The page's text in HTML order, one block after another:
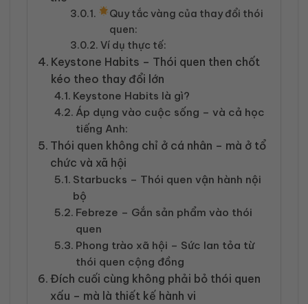
Quy tắc vàng của thay đổi thói
quen:
Ví dụ thực tế:
Keystone Habits – Thói quen then chốt
kéo theo thay đổi lớn
Keystone Habits là gì?
Áp dụng vào cuộc sống – và cả học
tiếng Anh:
Thói quen không chỉ ở cá nhân – mà ở tổ
chức và xã hội
Starbucks – Thói quen vận hành nội
bộ
Febreze – Gắn sản phẩm vào thói
quen
Phong trào xã hội – Sức lan tỏa từ
thói quen cộng đồng
Đích cuối cùng không phải bỏ thói quen
xấu – mà là thiết kế hành vi